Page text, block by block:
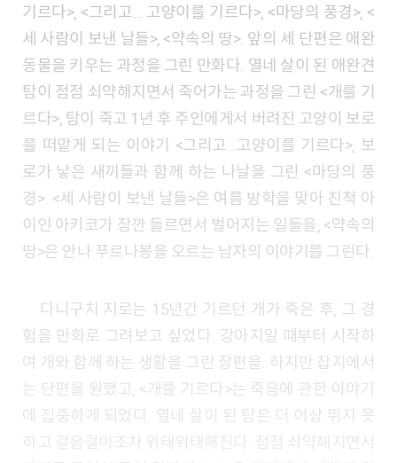
기르다>, <그리고… 고양이를 기르다>, <마당의 풍경>, <
세 사람이 보낸 날들>, <약속의 땅>. 앞의 세 단편은 애완
동물을 키우는 과정을 그린 만화다. 열네 살이 된 애완견
탐이 점점 쇠약해지면서 죽어가는 과정을 그린 <개를 기
르다>, 탐이 죽고 1년 후 주인에게서 버려진 고양이 보로
를 떠맡게 되는 이야기 <그리고…고양이를 기르다>, 보
로가 낳은 새끼들과 함께 하는 나날을 그린 <마당의 풍
경>. <세 사람이 보낸 날들>은 여름 방학을 맞아 친척 아
이인 아키코가 잠깐 들르면서 벌어지는 일들을, <약속의
땅>은 안나 푸르나봉을 오르는 남자의 이야기를 그린다.
다니구치 지로는 15년간 기르던 개가 죽은 후, 그 경
험을 만화로 그려보고 싶었다. 강아지일 때부터 시작하
여 개와 함께 하는 생활을 그린 장편을. 하지만 잡지에서
는 단편을 원했고, <개를 기르다>는 죽음에 관한 이야기
에 집중하게 되었다. 열네 살이 된 탐은 더 이상 뛰지 못
하고 걸음걸이조차 위태위태해진다. 점점 쇠약해지면서